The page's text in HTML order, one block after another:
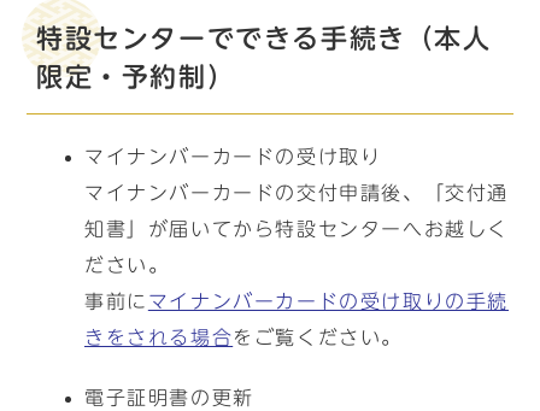
特設センターでできる手続き（本人
限定・予約制）
マイナンバーカードの受け取り
マイナンバーカードの交付申請後、「交付通
知書」が届いてから特設センターへお越しく
ださい。
事前に マイナンバーカードの受け取りの手続
きをされる場合をご覧ください。
電子証明書の更新